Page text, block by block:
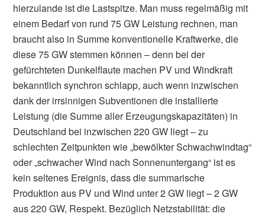
hierzulande ist die Lastspitze. Man muss regelmäßig mit
einem Bedarf von rund 75 GW Leistung rechnen, man
braucht also in Summe konventionelle Kraftwerke, die
diese 75 GW stemmen können – denn bei der
gefürchteten Dunkelflaute machen PV und Windkraft
bekanntlich synchron schlapp, auch wenn inzwischen
dank der irrsinnigen Subventionen die installierte
Leistung (die Summe aller Erzeugungskapazitäten) in
Deutschland bei inzwischen 220 GW liegt – zu
schlechten Zeitpunkten wie „bewölkter Schwachwindtag“
oder „schwacher Wind nach Sonnenuntergang“ ist es
kein seltenes Ereignis, dass die summarische
Produktion aus PV und Wind unter 2 GW liegt – 2 GW
aus 220 GW, Respekt. Bezüglich Netzstabilität: die